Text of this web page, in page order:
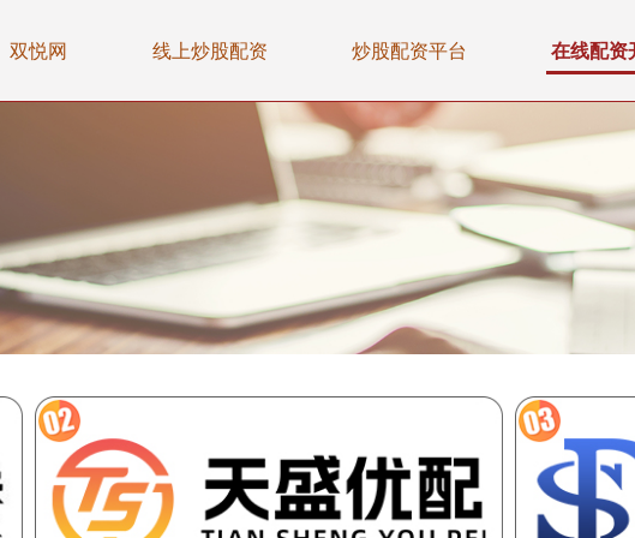
双悦网 线上炒股配资 炒股配资平台 在线配资